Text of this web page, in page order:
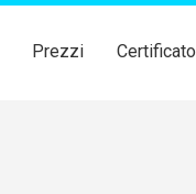
Prezzi Certificato